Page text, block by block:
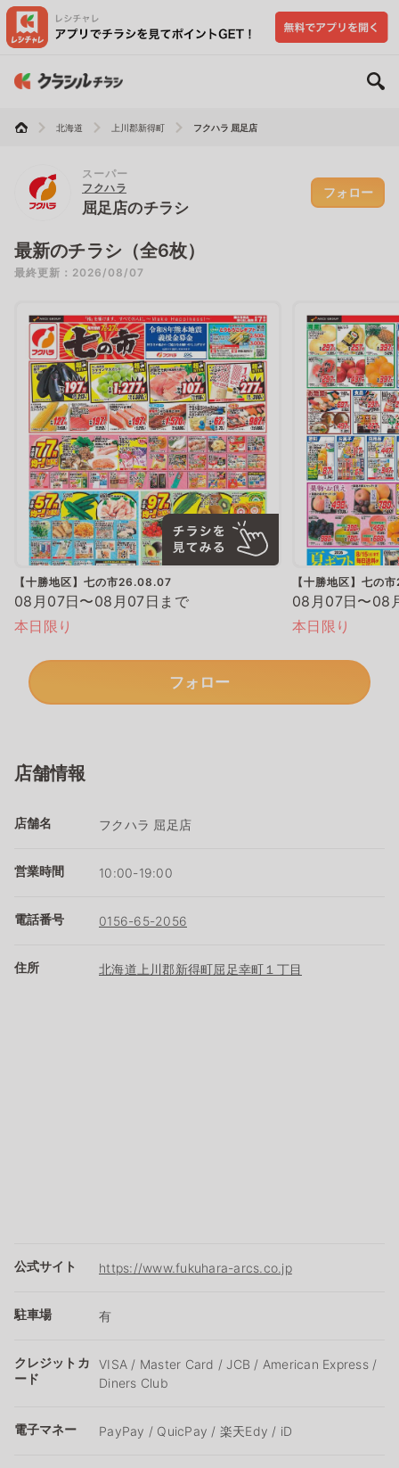
北海道 上川郡新得町 フクハラ 屈足店
スーパー
フクハラ
屈足店のチラシ
フォロー
最新のチラシ（全6枚）
最終更新：2026/08/07
【十勝地区】七の市26.08.07
08月07日〜08月07日まで
本日限り
【十勝地区】七の
08月07日〜08
本日限り
フォロー
店舗情報
店舗名 フクハラ 屈足店
営業時間 10:00-19:00
電話番号 0156-65-2056
住所 北海道上川郡新得町屈足幸町１丁目
公式サイト https://www.fukuhara-arcs.co.jp
駐車場 有
クレジットカ
ード
VISA / Master Card / JCB / American Express /
Diners Club
電子マネー PayPay / QuicPay / 楽天Edy / iD